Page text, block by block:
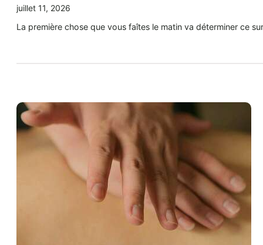
juillet 11, 2026
La première chose que vous faîtes le matin va déterminer ce